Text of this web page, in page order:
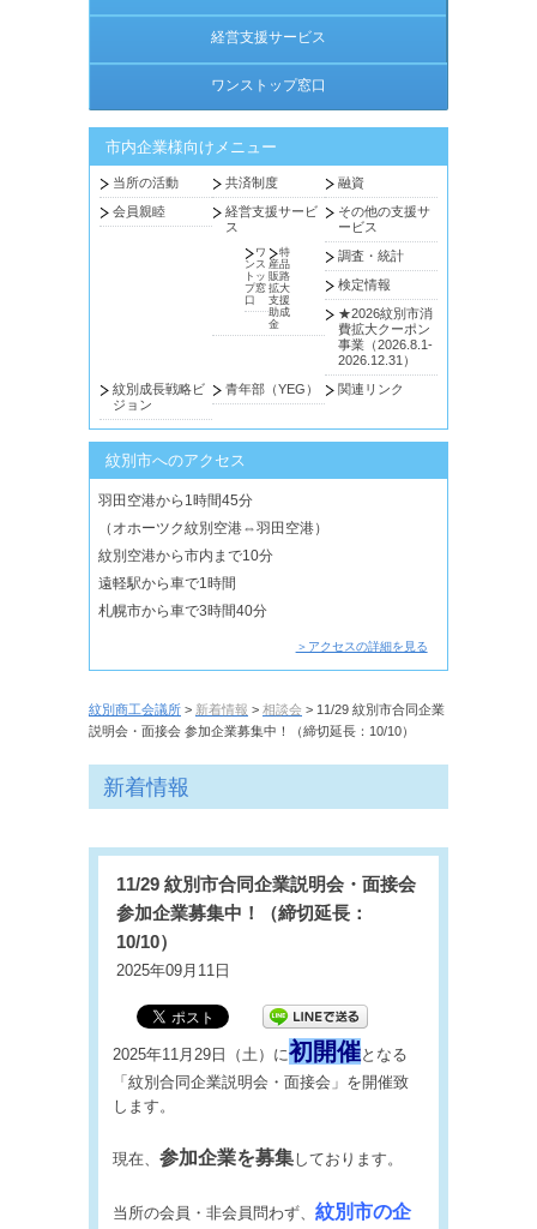
経営支援サービス
ワンストップ窓口
市内企業様向けメニュー
当所の活動 共済制度
融資
会員親睦
経営支援サービ
ス
ワ
ンス
トッ
プ窓
口
特
産品
販路
拡大
支援
助成
金
その他の支援サ
ービス
調査・統計
検定情報
★2026紋別市消
費拡大クーポン
事業（2026.8.1-
2026.12.31）
紋別成長戦略ビ
ジョン
青年部（YEG） 関連リンク
紋別市へのアクセス
羽田空港から1時間45分
（オホーツク紋別空港⇔羽田空港）
紋別空港から市内まで10分
遠軽駅から車で1時間
札幌市から車で3時間40分
＞アクセスの詳細を見る
紋別商工会議所 > 新着情報 > 相談会 > 11/29 紋別市合同企業
説明会・面接会 参加企業募集中！（締切延長：10/10）
新着情報
11/29 紋別市合同企業説明会・面接会
参加企業募集中！（締切延長：
10/10）
2025年09月11日
2025年11月29日（土）に初開催となる
「紋別合同企業説明会・面接会」を開催致
します。
現在、参加企業を募集しております。
当所の会員・非会員問わず、紋別市の企